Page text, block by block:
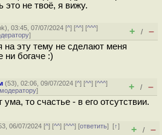
это не твоё, я вижу.
), 03:45, 07/07/2024 [^] [^^] [^^^]
] + / –
эту тему не сделают меня
ни богаче :)
(53), 02:06, 09/07/2024 [^] [^^] [^^^]
] + / –
ума, то счастье - в его отсутствии.
06/07/2024 [^] [^^] [^^^] [ответить][↑]
+ / –